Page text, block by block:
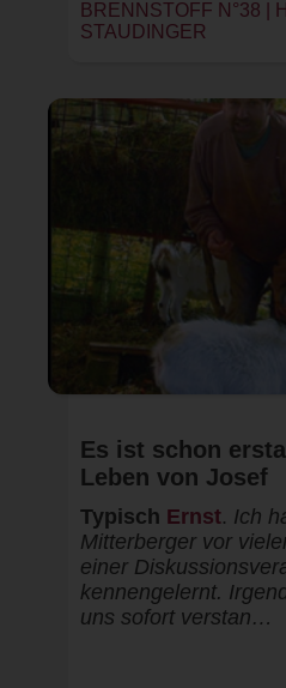
BRENNSTOFF N°38 |
STAUDINGER
Es ist schon
Leben von Josef
Typisch Ernst. Ich
Mitterberger vor
einer
kennengelernt.
uns sofort verstan…